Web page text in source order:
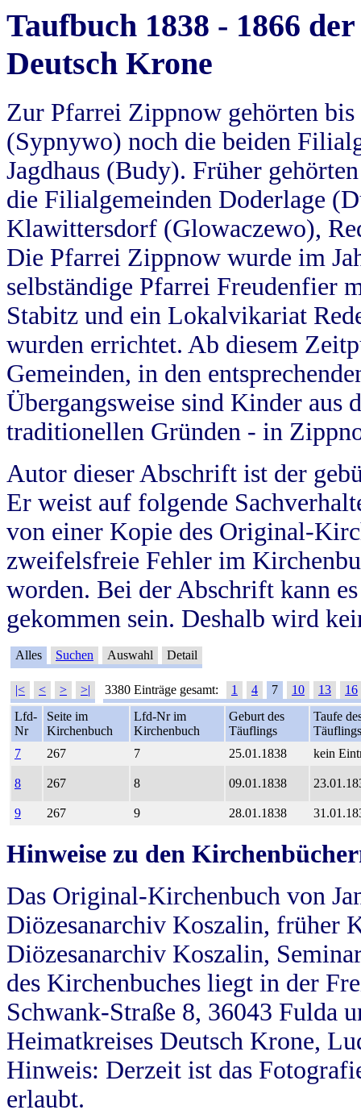
Taufbuch 1838 - 1866
Deutsch Krone
Zur Pfarrei Zippnow gehörten
(Sypnywo) noch die beiden
Jagdhaus (Budy). Früher
die Filialgemeinden Doderlage
Klawittersdorf (Glowaczewo),
Die Pfarrei Zippnow wurde im
selbständige Pfarrei Freudenfier
Stabitz und ein Lokalvikariat
wurden errichtet. Ab diesem
Gemeinden, in den
Übergangsweise sind Kinder aus
traditionellen Gründen - in
Autor dieser Abschrift ist der
Er weist auf folgende
von einer Kopie des Original-
zweifelsfreie Fehler im
worden. Bei der Abschrift kann
gekommen sein. Deshalb wird
Alles Suchen Auswahl Detail
|< < > >| 3380 Einträge gesamt: 1 4 7 10 13
16
Lfd-
Nr
Seite im
Kirchenbuch
Lfd-Nr im
Kirchenbuch
Geburt des
Täuflings
Taufe
Täuflings
7
267 7 25.01.1838 kein
8 267 8 09.01.1838
9 267 9 28.01.1838
Hinweise zu den
Das Original-Kirchenbuch von
Diözesanarchiv Koszalin, früher
Diözesanarchiv Koszalin,
des Kirchenbuches liegt in der
Schwank-Straße 8, 36043 Fulda
Heimatkreises Deutsch Krone,
Hinweis: Derzeit ist das
erlaubt.